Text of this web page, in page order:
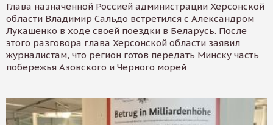
Глава назначенной Россией администрации Херсонской
области Владимир Сальдо встретился с Александром
Лукашенко в ходе своей поездки в Беларусь. После
этого разговора глава Херсонской области заявил
журналистам, что регион готов передать Минску часть
побережья Азовского и Черного морей